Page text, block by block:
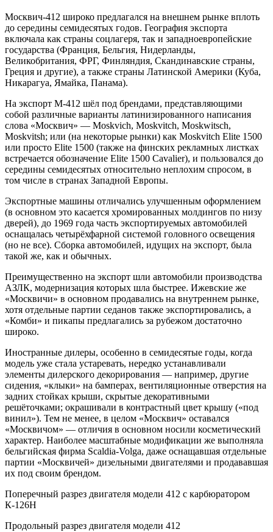
Москвич-412 широко предлагался на внешнем рынке вплоть
до середины семидесятых годов. География экспорта
включала как страны соцлагеря, так и западноевропейские
государства (Франция, Бельгия, Нидерланды,
Великобритания, ФРГ, Финляндия, Скандинавские страны,
Греция и другие), а также страны Латинской Америки (Куба,
Никарагуа, Ямайка, Панама).
На экспорт М-412 шёл под брендами, представляющими
собой различные варианты латинизированного написания
слова «Москвич» — Moskvich, Moskvitch, Moskwitsch,
Moskvitsh; или (на некоторые рынки) как Moskvitch Elite 1500
или просто Elite 1500 (также на финских рекламных листках
встречается обозначение Elite 1500 Cavalier), и пользовался до
середины семидесятых относительно неплохим спросом, в
том числе в странах Западной Европы.
Экспортные машины отличались улучшенным оформлением
(в основном это касается хромированных молдингов по низу
дверей), до 1969 года часть экспортируемых автомобилей
оснащалась четырёхфарной системой головного освещения
(но не все). Сборка автомобилей, идущих на экспорт, была
такой же, как и обычных.
Преимущественно на экспорт шли автомобили производства
АЗЛК, модернизация которых шла быстрее. Ижевские же
«Москвичи» в основном продавались на внутреннем рынке,
хотя отдельные партии седанов также экспортировались, а
«Комби» и пикапы предлагались за рубежом достаточно
широко.
Иностранные дилеры, особенно в семидесятые годы, когда
модель уже стала устаревать, нередко устанавливали
элементы дилерского декорирования — например, другие
сидения, «клыки» на бамперах, вентиляционные отверстия на
задних стойках крыши, скрытые декоративными
решёточками; окрашивали в контрастный цвет крышу («под
винил»). Тем не менее, в целом «Москвич» оставался
«Москвичом» — отличия в основном носили косметический
характер. Наиболее масштабные модификации же выполняла
бельгийская фирма Scaldia-Volga, даже оснащавшая отдельные
партии «Москвичей» дизельными двигателями и продававшая
их под своим брендом.
Поперечный разрез двигателя модели 412 с карбюратором
К-126Н
Продольный разрез двигателя модели 412